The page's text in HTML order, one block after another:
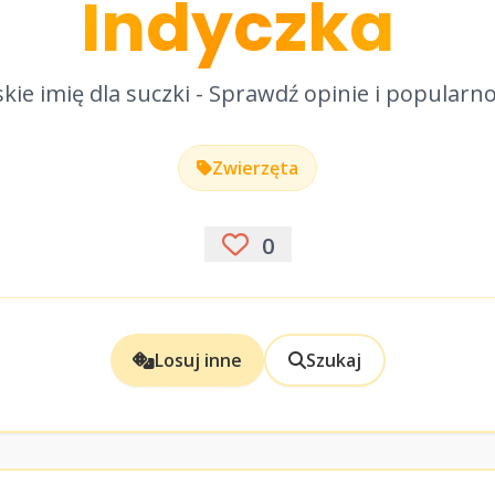
Indyczka
imię dla suczki - Sprawdź opinie i
Zwierzęta
0
Losuj inne Szukaj